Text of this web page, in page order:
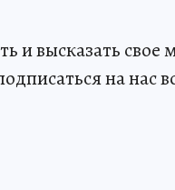
и высказать
на нас